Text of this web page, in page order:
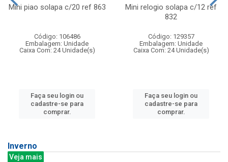
Mini piao solapa c/20 ref 863
Código: 106486
Embalagem: Unidade
Caixa Com: 24 Unidade(s)
Faça seu login ou
cadastre-se para
comprar.
Mini relogio solapa c/12 ref
832
Código: 129357
Embalagem: Unidade
Caixa Com: 24 Unidade(s)
Faça seu login ou
cadastre-se para
comprar.
Inverno
Veja mais